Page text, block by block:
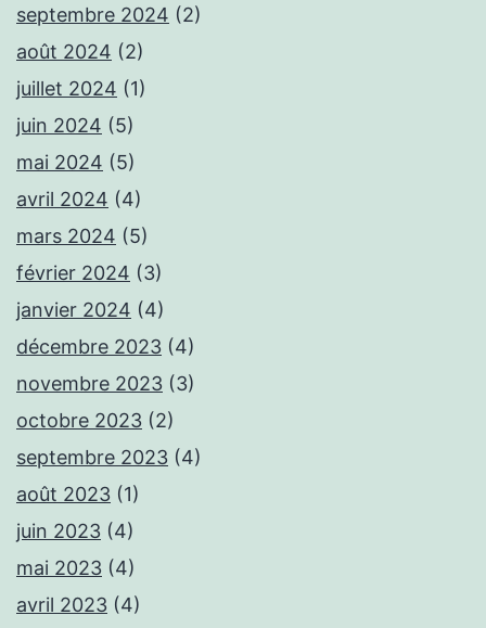
septembre 2024 (2)
août 2024 (2)
juillet 2024 (1)
juin 2024 (5)
mai 2024 (5)
avril 2024 (4)
mars 2024 (5)
février 2024 (3)
janvier 2024 (4)
décembre 2023 (4)
novembre 2023 (3)
octobre 2023 (2)
septembre 2023 (4)
août 2023 (1)
juin 2023 (4)
mai 2023 (4)
avril 2023 (4)